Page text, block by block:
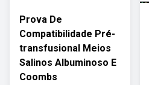
Prova De
Compatibilidade Pré-
transfusional Meios
Salinos Albuminoso E
Coombs